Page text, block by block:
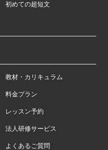
初めての超短文
教材・カリキュラム
料金プラン
レッスン予約
法人研修サービス
よくあるご質問